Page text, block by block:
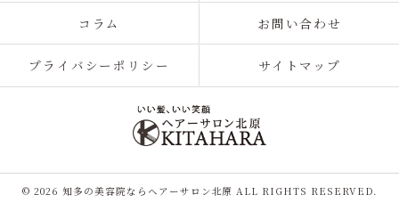
コラム お問い合わせ
プライバシーポリシー サイトマップ
© 2026 知多の美容院ならヘアーサロン北原 ALL RIGHTS RESERVED.